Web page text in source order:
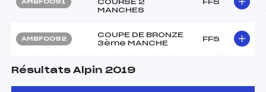
AMBF0091
COURSE 2
MANCHES
FFS
AMBF0092
COUPE DE BRONZE
3ème MANCHE
FFS
Résultats Alpin 2019